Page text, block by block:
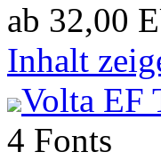
ab 32,00
Inhalt
Volta EF
4 Fonts